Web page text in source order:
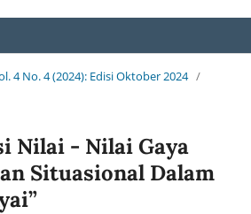
4 No. 4 (2024): Edisi Oktober 2024 /
Nilai - Nilai Gaya
Situasional Dalam